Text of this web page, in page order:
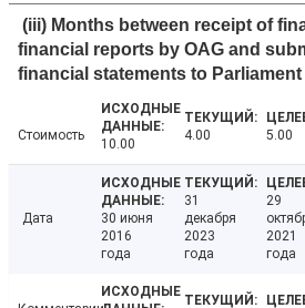
(iii) Months between receipt of
financial reports by OAG and
financial statements to Parliament
Стоимость
10.00
4.00 5.00
Дата
30 июня
2016
года
31
декабря
2023
года
29
2021
года